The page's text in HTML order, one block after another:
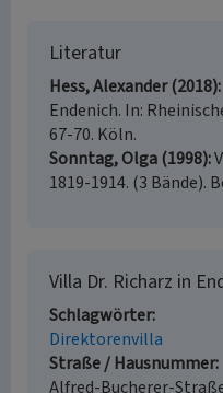
Literatur
Hess, Alexander (2018)
Endenich. In:
67-70. Köln.
Sonntag, Olga (1998)
1819-1914. (3 Bände).
Villa Dr. Richarz in
Schlagwörter
Direktorenvilla
Straße / Hausnummer
Alfred-Bucherer-